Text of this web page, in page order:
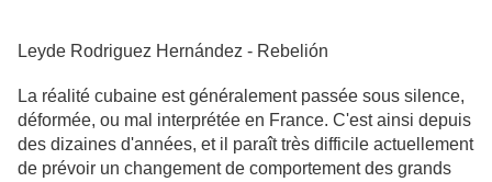
Leyde Rodriguez Hernández - Rebelión
La réalité cubaine est généralement passée sous silence,
déformée, ou mal interprétée en France. C'est ainsi depuis
des dizaines d'années, et il paraît très difficile actuellement
de prévoir un changement de comportement des grands